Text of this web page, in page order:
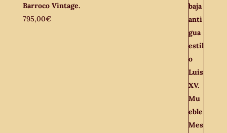
Barroco Vintage.
795,00€